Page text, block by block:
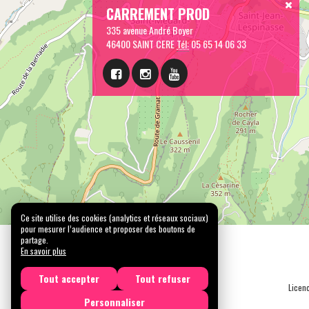
CARREMENT PROD
335 avenue André Boyer
46400 SAINT CERETél:05 65 14 06 33
Ce site utilise des cookies (analytics et réseaux sociaux)
pour mesurer l’audience et proposer des boutons de
partage.
En savoir plus
Tout accepter
Tout refuser
Personnaliser